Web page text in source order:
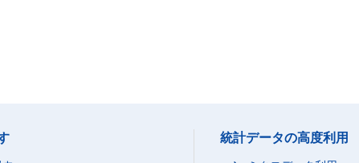
統計データの高度利用